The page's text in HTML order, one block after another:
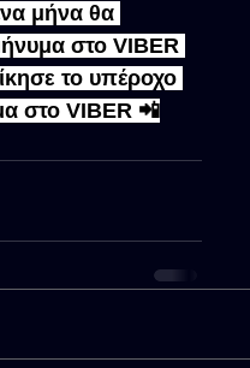
μήνα θα
στο VIBER
το υπέροχο
στο VIBER 📲